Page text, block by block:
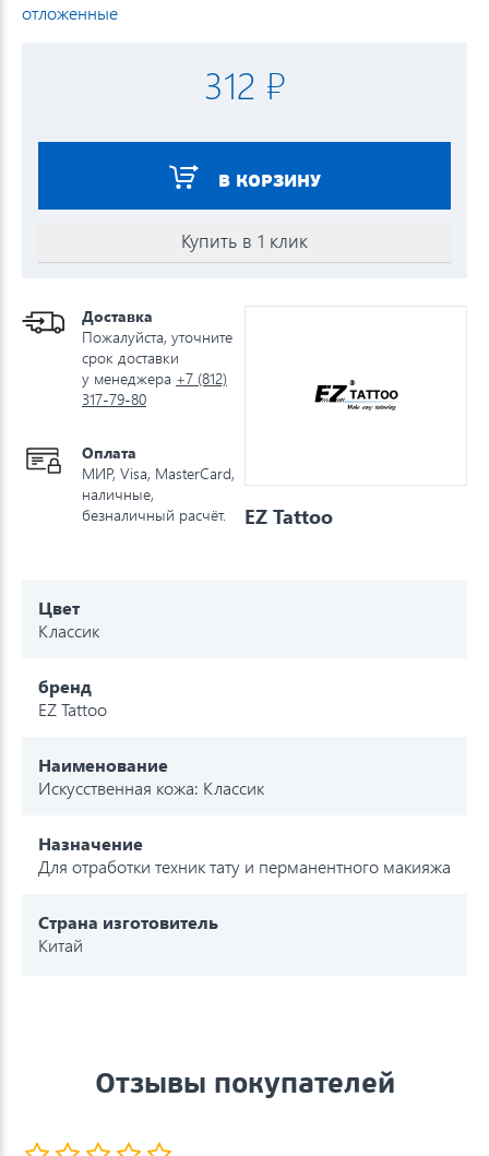
отложенные
312 ₽
В КОРЗИНУ
Купить в 1 клик
Доставка
Пожалуйста, уточните
срок доставки
у менеджера +7 (812)
317-79-80
Оплата
МИР, Visa, MasterCard,
наличные,
безналичный расчёт.
EZ Tattoo
Цвет
Классик
бренд
EZ Tattoo
Наименование
Искусственная кожа: Классик
Назначение
Для отработки техник тату и перманентного макияжа
Страна изготовитель
Китай
Отзывы покупателей